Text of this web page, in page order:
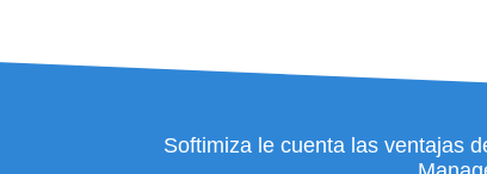
Softimiza le cuenta las ventajas